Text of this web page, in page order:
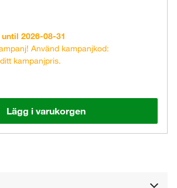
2026-08-31
Använd kampanjkod:
kampanjpris.
Lägg i varukorgen